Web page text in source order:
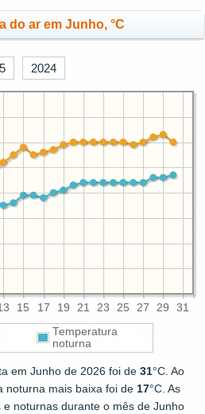
do ar em Junho, °C
2024
15 17 19 21 23 25 27 29 31
Temperatura
noturna
em Junho de 2026 foi de 31°C. Ao
noturna mais baixa foi de 17°C. As
noturnas durante o mês de Junho